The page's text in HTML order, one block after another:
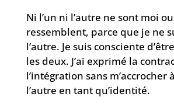
Ni l’un ni l’autre ne sont moi
ressemblent, parce que je ne
l’autre. Je suis consciente
les deux. J’ai exprimé la
l’intégration sans m’accrocher
l’autre en tant qu’identité.